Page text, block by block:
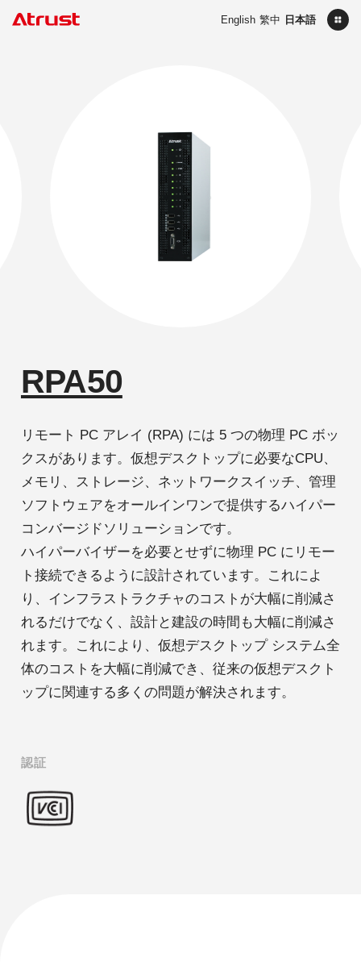
English 繁中 日本語
RPA50
リモート PC アレイ (RPA) には 5 つの物理 PC ボッ
クスがあります。仮想デスクトップに必要なCPU、
メモリ、ストレージ、ネットワークスイッチ、管理
ソフトウェアをオールインワンで提供するハイパー
コンバージドソリューションです。
ハイパーバイザーを必要とせずに物理 PC にリモー
ト接続できるように設計されています。これによ
り、インフラストラクチャのコストが大幅に削減さ
れるだけでなく、設計と建設の時間も大幅に削減さ
れます。これにより、仮想デスクトップ システム全
体のコストを大幅に削減でき、従来の仮想デスクト
ップに関連する多くの問題が解決されます。
認証